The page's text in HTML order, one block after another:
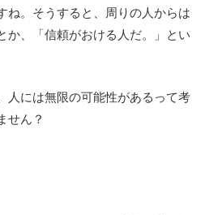
ね。そうすると、周りの人からは
か、「信頼がおける人だ。」とい
人には無限の可能性があるって考
せん？